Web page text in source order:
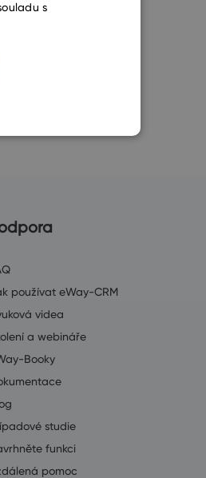
používat eWay-CRM
videa
a webináře
Booky
studie
funkci
pomoc
s